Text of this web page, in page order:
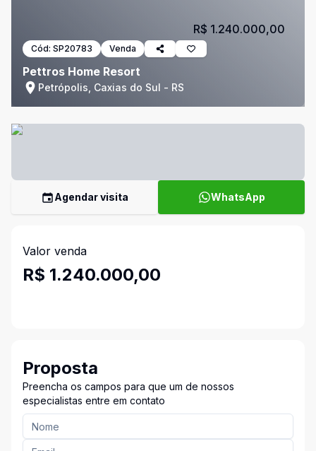
Cód: SP20783 Venda
Pettros Home Resort
Petrópolis, Caxias do Sul - RS
R$ 1.240.000,00
Agendar visita WhatsApp
Valor venda
R$ 1.240.000,00
Proposta
Preencha os campos para que um de nossos
especialistas entre em contato